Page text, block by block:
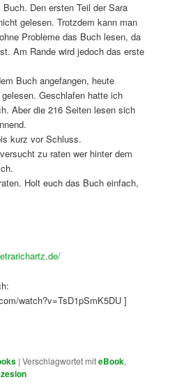
Den ersten Teil der Sara
gelesen. Trotzdem kann man
Probleme das Buch lesen, da
Am Rande wird jedoch das erste
Buch angefangen, heute
Geschlafen hatte ich
Aber die 216 Seiten lesen sich
kurz vor Schluss.
zu raten wer hinter dem
Holt euch das Buch einfach,
watch?v=TsD1pSmK5DU ]
|Verschlagwortet miteBook,